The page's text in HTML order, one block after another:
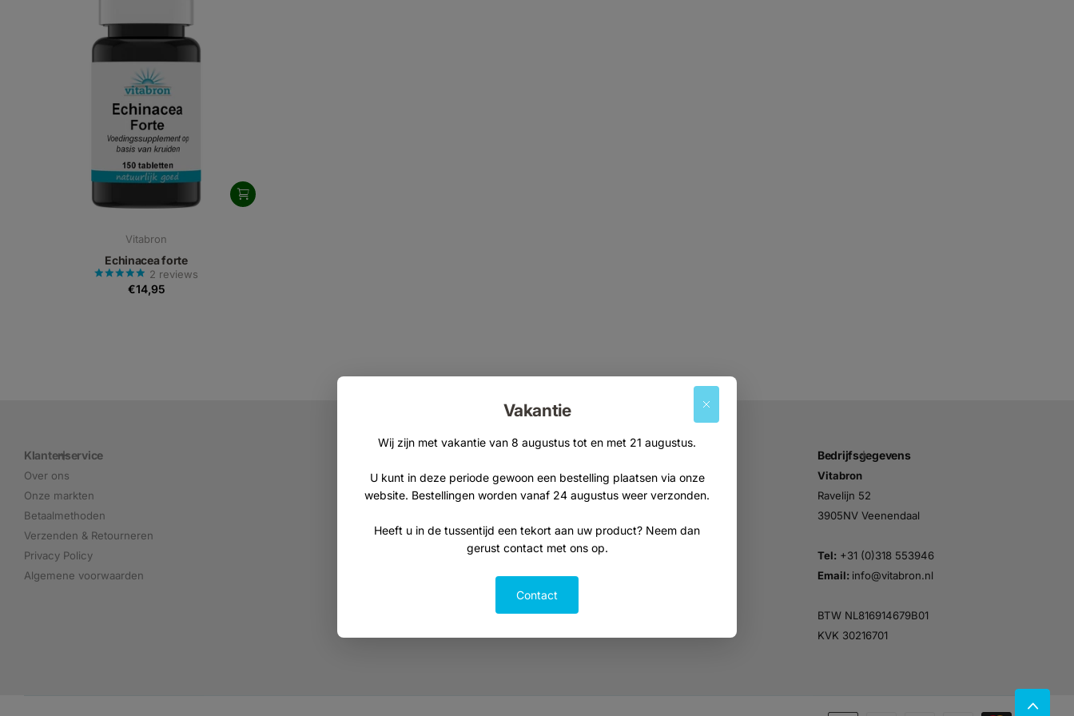
Vakantie
Wij zijn met vakantie van 8 augustus tot en met 21 augustus.
U kunt in deze periode gewoon een bestelling plaatsen via onze
website. Bestellingen worden vanaf 24 augustus weer verzonden.
Heeft u in de tussentijd een tekort aan uw product? Neem dan
gerust contact met ons op.
Contact
Vitabron
Echinacea forte
2 reviews
€14,95
Klantenservice
Over ons
Onze markten
Betaalmethoden
Verzenden & Retourneren
Privacy Policy
Algemene voorwaarden
Vitamines & Supplementen
Natuurvoeding
Kruiden & specerijen
Persoonlijke Verzorging
Bedrijfsgegevens
Vitabron
Ravelijn 52
3905NV Veenendaal
Tel: +31 (0)318 553946
Email: info@vitabron.nl
BTW NL816914679B01
KVK 30216701